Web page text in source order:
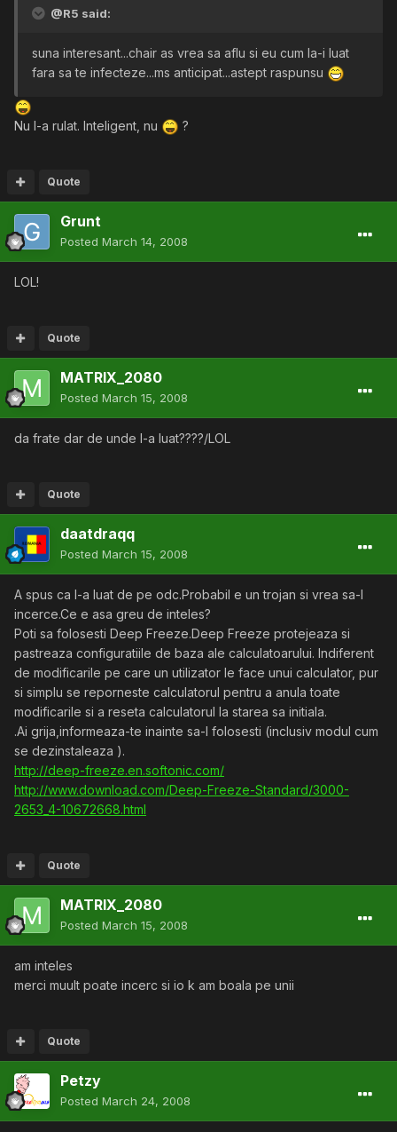
@R5 said:
suna interesant...chair as vrea sa aflu si eu cum la-i luat
fara sa te infecteze...ms anticipat...astept raspunsu
Nu l-a rulat. Inteligent, nu ?
Quote
Grunt
Posted March 14, 2008
LOL!
Quote
MATRIX_2080
Posted March 15, 2008
da frate dar de unde l-a luat????/LOL
Quote
daatdraqq
Posted March 15, 2008
A spus ca l-a luat de pe odc.Probabil e un trojan si vrea sa-l
incerce.Ce e asa greu de inteles?
Poti sa folosesti Deep Freeze.Deep Freeze protejeaza si
pastreaza configuratiile de baza ale calculatoarului. Indiferent
de modificarile pe care un utilizator le face unui calculator, pur
si simplu se reporneste calculatorul pentru a anula toate
modificarile si a reseta calculatorul la starea sa initiala.
.Ai grija,informeaza-te inainte sa-l folosesti (inclusiv modul cum
se dezinstaleaza ).
http://deep-freeze.en.softonic.com/
http://www.download.com/Deep-Freeze-Standard/3000-
2653_4-10672668.html
Quote
MATRIX_2080
Posted March 15, 2008
am inteles
merci muult poate incerc si io k am boala pe unii
Quote
Petzy
Posted March 24, 2008